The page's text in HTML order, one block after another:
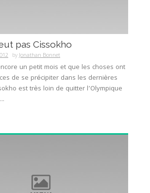
pas Cissokho
byJonathan Bonnet
un petit mois et que les choses ont
de se précipiter dans les dernières
est très loin de quitter l’Olympique